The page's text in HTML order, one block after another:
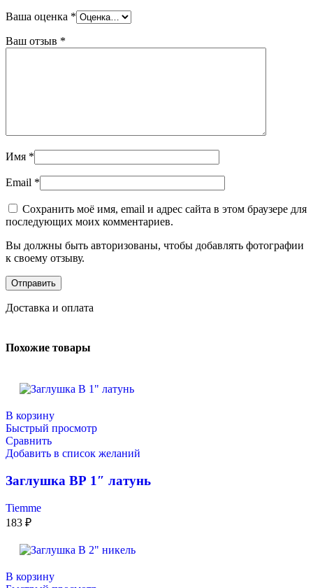
Ваша оценка *
Ваш отзыв *
Имя *
Email *
Сохранить моё имя, email и адрес сайта в этом браузере для
последующих моих комментариев.
Вы должны быть авторизованы, чтобы добавлять фотографии
к своему отзыву.
Доставка и оплата
Похожие товары
В корзину
Быстрый просмотр
Сравнить
Добавить в список желаний
Заглушкa ВР 1″ латунь
Tiemme
183 ₽
В корзину